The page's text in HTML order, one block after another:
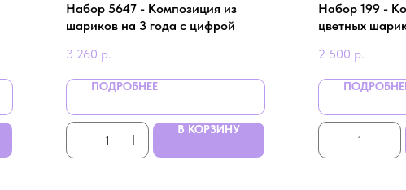
Набор 5647 - Композиция из
шариков на 3 года с цифрой
3 260 р.
ПОДРОБНЕЕ
В КОРЗИНУ
Набор 199 -
цветных
2 500 р.